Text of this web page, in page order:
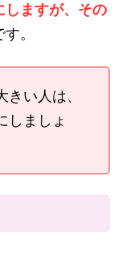
しますが、その
す。
い人は、
しましょ